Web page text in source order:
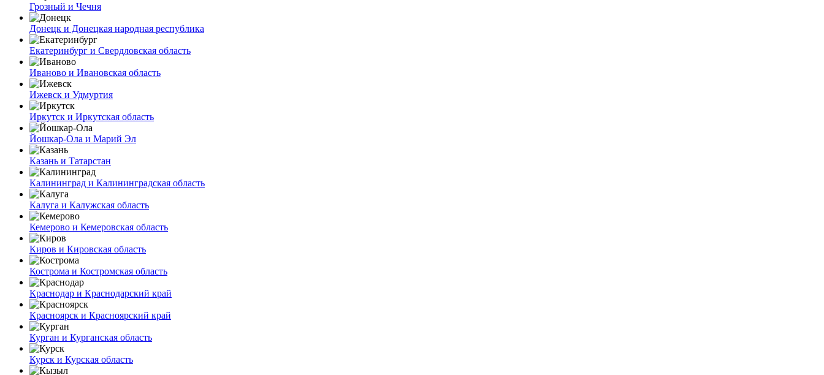
Грозный и Чечня
Донецк и Донецкая народная республика
Екатеринбург и Свердловская область
Иваново и Ивановская область
Ижевск и Удмуртия
Иркутск и Иркутская область
Йошкар-Ола и Марий Эл
Казань и Татарстан
Калининград и Калининградская область
Калуга и Калужская область
Кемерово и Кемеровская область
Киров и Кировская область
Кострома и Костромская область
Краснодар и Краснодарский край
Красноярск и Красноярский край
Курган и Курганская область
Курск и Курская область